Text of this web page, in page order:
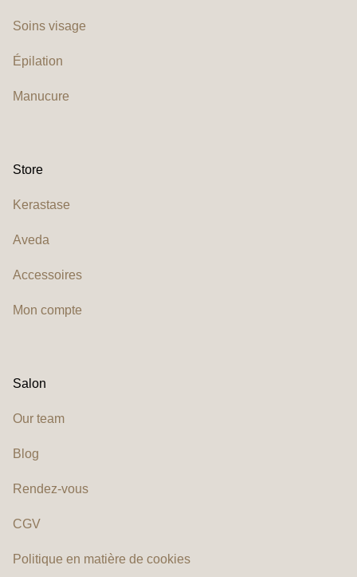
Soins visage
Épilation
Manucure
Store
Kerastase
Aveda
Accessoires
Mon compte
Salon
Our team
Blog
Rendez-vous
CGV
Politique en matière de cookies